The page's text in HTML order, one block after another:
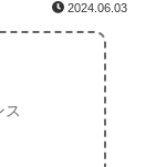
2024.06.03
ス